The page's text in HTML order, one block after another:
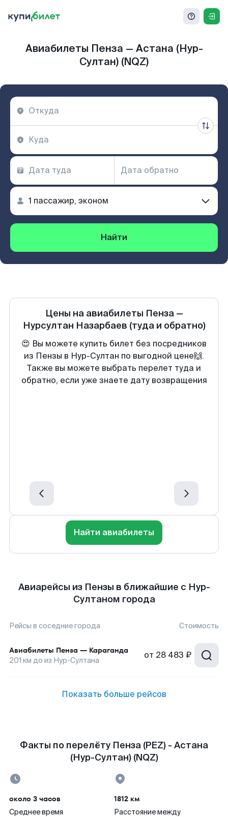
Авиабилеты Пенза — Астана (Нур-
Султан) (NQZ)
Найти
Цены на авиабилеты Пенза—
Нурсултан Назарбаев (туда и обратно)
😍 Вы можете купить билет без посредников
из Пензы в Нур-Султан по выгодной цене🙌.
Также вы можете выбрать перелет туда и
обратно, если уже знаете дату возвращения
Найти авиабилеты
Авиарейсы из Пензы в ближайшие с Нур-
Султаном города
Рейсы в соседние города Стоимость
Авиабилеты Пенза — Караганда
201 км до из Нур-Султана от 28 483 ₽
Показать больше рейсов
Факты по перелёту Пенза (PEZ) - Астана
(Нур-Султан) (NQZ)
около 3 часов
Среднее время
1812 км
Расстояние между